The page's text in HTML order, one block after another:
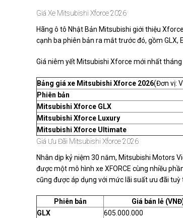
Giá Xe Mitsubishi Xforce 2026
Hãng ô tô Nhật Bản Mitsubishi giới thiệu
cạnh ba phiên bản ra mắt trước đó, gồm GLX,
Giá niêm yết Mitsubishi Xforce mới nhất
Bảng giá xe Mitsubishi Xforce 2026(Đơn vị:
Phiên bản
Mitsubishi Xforce GLX
Mitsubishi Xforce Luxury
Mitsubishi Xforce Ultimate
Giá Ưu Đãi Mitsubishi Xforce 2026
Nhân dịp kỷ niệm 30 năm, Mitsubishi Motors
được một mô hình xe XFORCE cùng nhiều
cũng được áp dụng với mức lãi suất ưu đãi tuỳ
Phiên bản Giá bán lẻ
GLX
605.000.000